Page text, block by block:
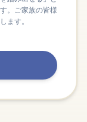
。ご家族の皆様
ます。